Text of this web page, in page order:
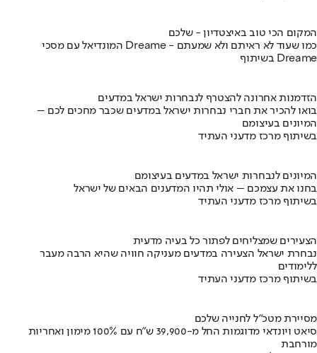
המקום הכי טוב באיצטדיון - שלכם
המונדיאל עם מסכי Dreame - כמו שעוד לא ראיתם ולא שמעתם
בשיתוף Dreame
הזדמנות אחרונה להצטרף לנבחרות ישראל במדעים
בואו להכיר את חברי נבחרות ישראל במדעים שכבר מחכים לכם –
המיונים בעיצומם
בשיתוף מרכז מדעני העתיד
המיונים לנבחרות ישראל במדעים בעיצומם
בחנו את עצמכם – אולי תהיו המדענים הבאים של ישראל
בשיתוף מרכז מדעני העתיד
הצעירים שמצליחים לפתור כל בעיה מדעית
נבחרת ישראל הצעירה במדעים מעניקה חוויה שהיא הרבה מעבר
ללימודים
בשיתוף מרכז מדעני העתיד
מסיירת מטכ"ל לחנייה שלכם
סיאט ויונדאי מדוגמות החל מ-39,900 ש״ח עם 100% מימון ואחריות
מורחבת